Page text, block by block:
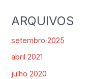
ARQUIVOS
setembro 2025
abril 2021
julho 2020